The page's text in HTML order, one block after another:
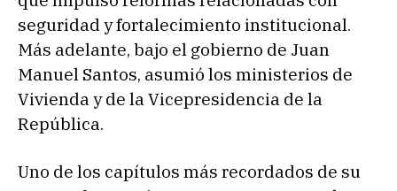
seguridad y fortalecimiento institucional.
Más adelante, bajo el gobierno de Juan
Manuel Santos, asumió los ministerios de
Vivienda y de la Vicepresidencia de la
República.
Uno de los capítulos más recordados de su